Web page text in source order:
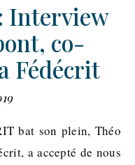
Interview
co-
Fédécrit
a accepté de nous